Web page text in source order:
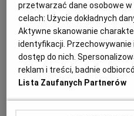
Ogłoszenie premium
Wojewoda Łódzki
Łódzkiego
Farmaceutycznego w
Ogłoszenie premium
Konkursy na stanowisko
przetwarzać dane osobowe
celach:Użycie dokładnych
Aktywne skanowanie
identyfikacji.
dostęp do nich.
reklam i treści,
Lista Zaufanych Partnerów